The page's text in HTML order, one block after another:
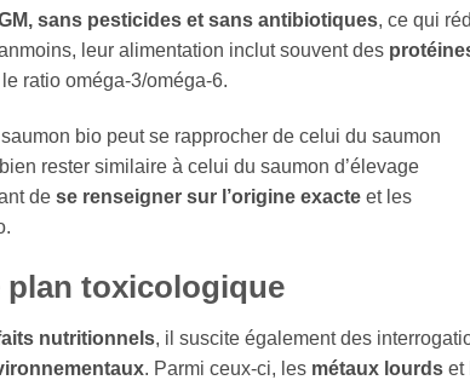
sans pesticides et sans antibiotiques, ce qui
leur alimentation inclut souvent des
ratio oméga‑3/oméga‑6.
bio peut se rapprocher de celui du saumon
rester similaire à celui du saumon d’élevage
de se renseigner sur l’origine exacte et les
plan toxicologique
nutritionnels, il suscite également des
. Parmi ceux-ci, les métaux lourds et